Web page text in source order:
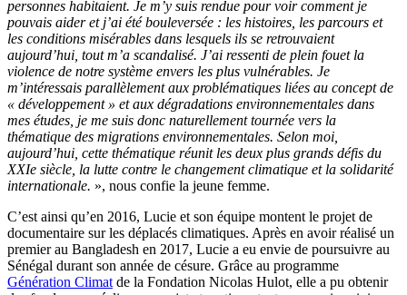
personnes habitaient. Je m’y suis rendue pour voir comment je
pouvais aider et j’ai été bouleversée : les histoires, les parcours et
les conditions misérables dans lesquels ils se retrouvaient
aujourd’hui, tout m’a scandalisé. J’ai ressenti de plein fouet la
violence de notre système envers les plus vulnérables. Je
m’intéressais parallèlement aux problématiques liées au concept de
« développement » et aux dégradations environnementales dans
mes études, je me suis donc naturellement tournée vers la
thématique des migrations environnementales. Selon moi,
aujourd’hui, cette thématique réunit les deux plus grands défis du
XXIe siècle, la lutte contre le changement climatique et la solidarité
internationale. », nous confie la jeune femme.
C’est ainsi qu’en 2016, Lucie et son équipe montent le projet de
documentaire sur les déplacés climatiques. Après en avoir réalisé un
premier au Bangladesh en 2017, Lucie a eu envie de poursuivre au
Sénégal durant son année de césure. Grâce au programme
Génération Climat de la Fondation Nicolas Hulot, elle a pu obtenir